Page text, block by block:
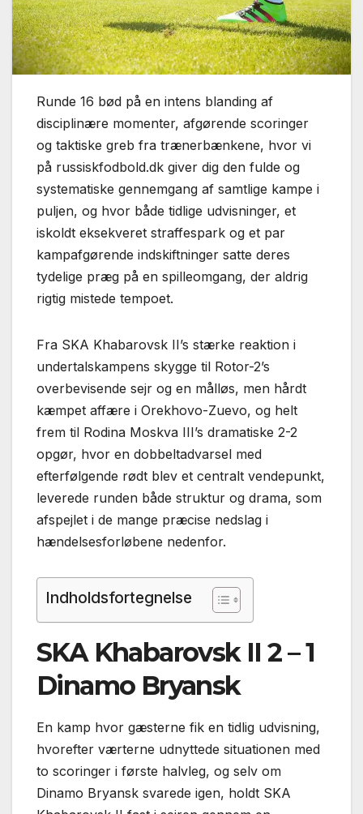
Runde 16 bød på en intens blanding af
disciplinære momenter, afgørende scoringer
og taktiske greb fra trænerbænkene, hvor vi
på russiskfodbold.dk giver dig den fulde og
systematiske gennemgang af samtlige kampe i
puljen, og hvor både tidlige udvisninger, et
iskoldt eksekveret straffespark og et par
kampafgørende indskiftninger satte deres
tydelige præg på en spilleomgang, der aldrig
rigtig mistede tempoet.
Fra SKA Khabarovsk II’s stærke reaktion i
undertalskampens skygge til Rotor-2’s
overbevisende sejr og en målløs, men hårdt
kæmpet affære i Orekhovo-Zuevo, og helt
frem til Rodina Moskva III’s dramatiske 2-2
opgør, hvor en dobbeltadvarsel med
efterfølgende rødt blev et centralt vendepunkt,
leverede runden både struktur og drama, som
afspejlet i de mange præcise nedslag i
hændelsesforløbene nedenfor.
Indholdsfortegnelse
SKA Khabarovsk II 2 – 1
Dinamo Bryansk
En kamp hvor gæsterne fik en tidlig udvisning,
hvorefter værterne udnyttede situationen med
to scoringer i første halvleg, og selv om
Dinamo Bryansk svarede igen, holdt SKA